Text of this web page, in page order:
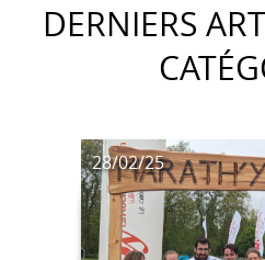
DERNIERS
28/02/25